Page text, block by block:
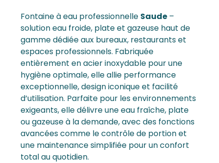
Fontaine à eau professionnelle Saude –
solution eau froide, plate et gazeuse haut de
gamme dédiée aux bureaux, restaurants et
espaces professionnels. Fabriquée
entièrement en acier inoxydable pour une
hygiène optimale, elle allie performance
exceptionnelle, design iconique et facilité
d’utilisation. Parfaite pour les environnements
exigeants, elle délivre une eau fraîche, plate
ou gazeuse à la demande, avec des fonctions
avancées comme le contrôle de portion et
une maintenance simplifiée pour un confort
total au quotidien.